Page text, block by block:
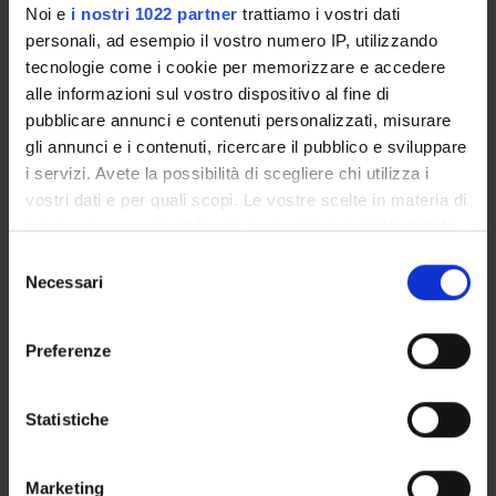
Noi e i nostri 1022 partner trattiamo i vostri dati
personali, ad esempio il vostro numero IP, utilizzando
tecnologie come i cookie per memorizzare e accedere
alle informazioni sul vostro dispositivo al fine di
pubblicare annunci e contenuti personalizzati, misurare
gli annunci e i contenuti, ricercare il pubblico e sviluppare
i servizi. Avete la possibilità di scegliere chi utilizza i
vostri dati e per quali scopi. Le vostre scelte in materia di
privacy sono applicabili solo su questa proprietà digitale
modificare o revocare il proprio consenso in qualsiasi
momento dalla Dichiarazione sui cookie o facendo clic
raccogliere informazioni sulla tua posizione
geografica, con un'approssimazione di qualche
delNecessari
Preferenze
Statistiche
Marketing
Menon Martina
emailmartina menon univr it
phone 045 8028420
it
univr it